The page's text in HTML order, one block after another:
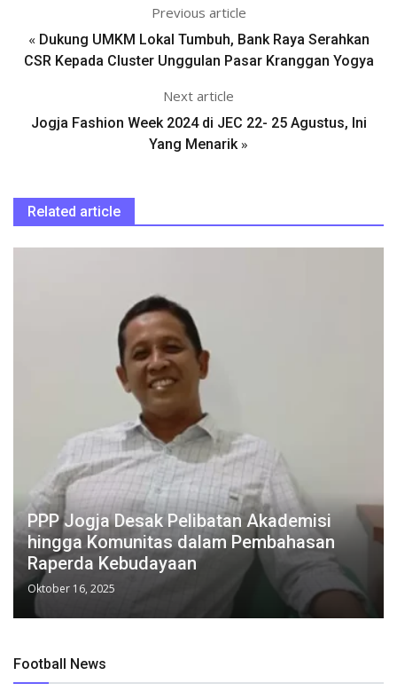
Previous article
« Dukung UMKM Lokal Tumbuh, Bank Raya Serahkan
CSR Kepada Cluster Unggulan Pasar Kranggan Yogya
Next article
Jogja Fashion Week 2024 di JEC 22- 25 Agustus, Ini
Yang Menarik »
Related article
PPP Jogja Desak Pelibatan Akademisi
hingga Komunitas dalam Pembahasan
Raperda Kebudayaan
Oktober 16, 2025
Football News